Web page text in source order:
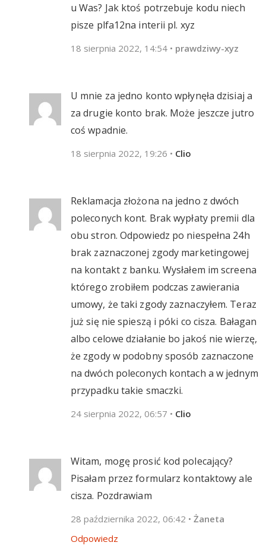
u Was? Jak ktoś potrzebuje kodu niech
pisze plfa12na interii pl. xyz
18 sierpnia 2022, 14:54 • prawdziwy-xyz
U mnie za jedno konto wpłynęła dzisiaj a
za drugie konto brak. Może jeszcze jutro
coś wpadnie.
18 sierpnia 2022, 19:26 • Clio
Reklamacja złożona na jedno z dwóch
poleconych kont. Brak wypłaty premii dla
obu stron. Odpowiedz po niespełna 24h
brak zaznaczonej zgody marketingowej
na kontakt z banku. Wysłałem im screena
którego zrobiłem podczas zawierania
umowy, że taki zgody zaznaczyłem. Teraz
już się nie spieszą i póki co cisza. Bałagan
albo celowe działanie bo jakoś nie wierzę,
że zgody w podobny sposób zaznaczone
na dwóch poleconych kontach a w jednym
przypadku takie smaczki.
24 sierpnia 2022, 06:57 • Clio
Witam, mogę prosić kod polecający?
Pisałam przez formularz kontaktowy ale
cisza. Pozdrawiam
28 października 2022, 06:42 • Żaneta
Odpowiedz